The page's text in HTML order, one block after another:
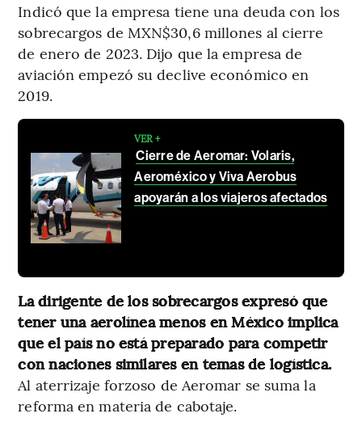
Indicó que la empresa tiene una deuda con los
sobrecargos de MXN$30,6 millones al cierre
de enero de 2023. Dijo que la empresa de
aviación empezó su declive económico en
2019.
VER +
Cierre de Aeromar: Volaris,
Aeroméxico y Viva Aerobus
apoyarán a los viajeros afectados
La dirigente de los sobrecargos expresó que
tener una aerolínea menos en México implica
que el país no está preparado para competir
con naciones similares en temas de logística.
Al aterrizaje forzoso de Aeromar se suma la
reforma en materia de cabotaje.